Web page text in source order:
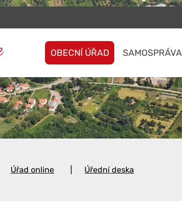
OBECNÍ ÚŘAD SAMOSPRÁVA
Úřad online Úřední deska